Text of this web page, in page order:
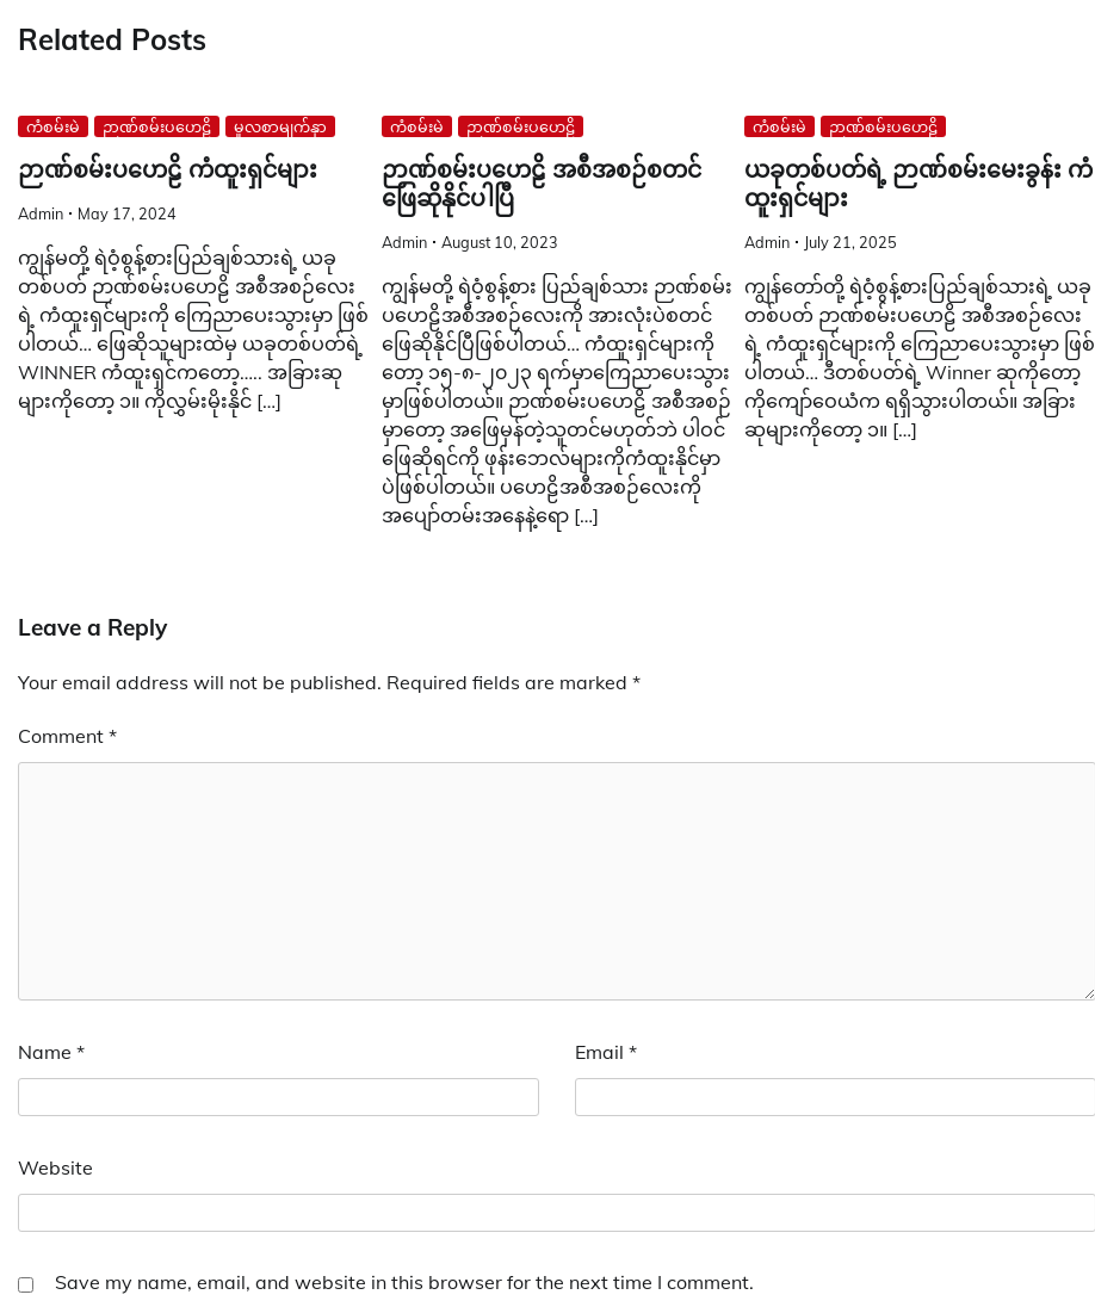
Related Posts
ကံစမ်းမဲ ဉာဏ်စမ်းပဟေဠိ မူလစာမျက်နှာ
ဉာဏ်စမ်းပဟေဠိ ကံထူးရှင်များ
Admin May 17, 2024
ကျွန်မတို့ ရဲဝံ့စွန့်စားပြည်ချစ်သားရဲ့ ယခု
တစ်ပတ် ဉာဏ်စမ်းပဟေဠိ အစီအစဉ်လေး
ရဲ့ ကံထူးရှင်များကို ကြေညာပေးသွားမှာ ဖြစ်
ပါတယ်… ဖြေဆိုသူများထဲမှ ယခုတစ်ပတ်ရဲ့
WINNER ကံထူးရှင်ကတော့….. အခြားဆု
များကိုတော့ ၁။ ကိုလွှမ်းမိုးနိုင် […]
ကံစမ်းမဲ ဉာဏ်စမ်းပဟေဠိ
ဉာဏ်စမ်းပဟေဠိ အစီအစဉ်စတင်
ဖြေဆိုနိုင်ပါပြီ
Admin August 10, 2023
ကျွန်မတို့ ရဲဝံ့စွန့်စား ပြည်ချစ်သား ဉာဏ်စမ်း
ပဟေဠိအစီအစဉ်လေးကို အားလုံးပဲစတင်
ဖြေဆိုနိုင်ပြီဖြစ်ပါတယ်… ကံထူးရှင်များကို
တော့ ၁၅-၈-၂၀၂၃ ရက်မှာကြေညာပေးသွား
မှာဖြစ်ပါတယ်။ ဉာဏ်စမ်းပဟေဠိ အစီအစဉ်
မှာတော့ အဖြေမှန်တဲ့သူတင်မဟုတ်ဘဲ ပါဝင်
ဖြေဆိုရင်ကို ဖုန်းဘေလ်များကိုကံထူးနိုင်မှာ
ပဲဖြစ်ပါတယ်။ ပဟေဠိအစီအစဉ်လေးကို
အပျော်တမ်းအနေနဲ့ရော […]
ကံစမ်းမဲ ဉာဏ်စမ်းပဟေဠိ
ယခုတစ်ပတ်ရဲ့ ဉာဏ်စမ်းမေးခွန်း ကံ
ထူးရှင်များ
Admin July 21, 2025
ကျွန်တော်တို့ ရဲဝံ့စွန့်စားပြည်ချစ်သားရဲ့ ယခု
တစ်ပတ် ဉာဏ်စမ်းပဟေဠိ အစီအစဉ်လေး
ရဲ့ ကံထူးရှင်များကို ကြေညာပေးသွားမှာ ဖြစ်
ပါတယ်… ဒီတစ်ပတ်ရဲ့ Winner ဆုကိုတော့
ကိုကျော်ဝေယံက ရရှိသွားပါတယ်။ အခြား
ဆုများကိုတော့ ၁။ […]
Leave a Reply
Your email address will not be published. Required fields are marked *
Comment *
Name * Email *
Website
Save my name, email, and website in this browser for the next time I comment.